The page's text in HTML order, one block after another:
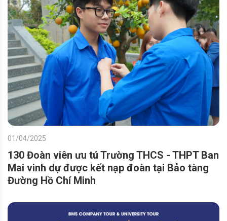
01/04/2025
130 Đoàn viên ưu tú Trường THCS - THPT Ban
Mai vinh dự được kết nạp đoàn tại Bảo tàng
Đường Hồ Chí Minh